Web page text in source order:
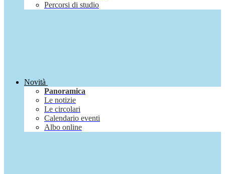
Percorsi di studio
Novità
Panoramica
Le notizie
Le circolari
Calendario eventi
Albo online